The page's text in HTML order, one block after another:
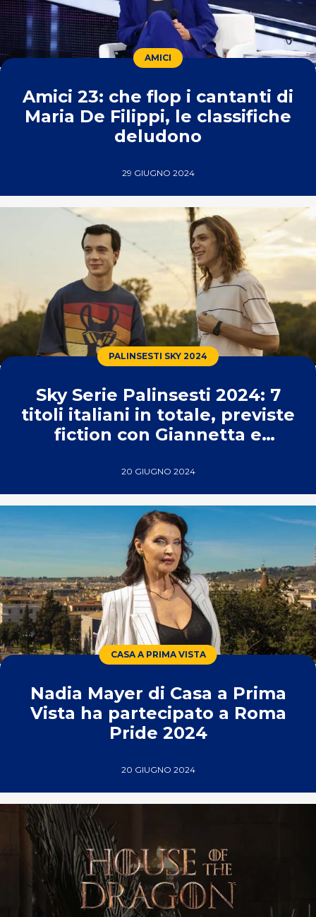
AMICI
Amici 23: che flop i cantanti di
Maria De Filippi, le classifiche
deludono
29 GIUGNO 2024
PALINSESTI SKY 2024
Sky Serie Palinsesti 2024: 7
titoli italiani in totale, previste
fiction con Giannetta e
20 GIUGNO 2024
CASA A PRIMA VISTA
Nadia Mayer di Casa a Prima
Vista ha partecipato a Roma
Pride 2024
20 GIUGNO 2024